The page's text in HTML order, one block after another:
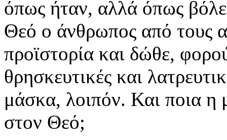
όπως ήταν, αλλά όπως
Θεό ο άνθρωπος από τους
προϊστορία και δώθε,
θρησκευτικές και
μάσκα, λοιπόν. Και ποια
στον Θεό;